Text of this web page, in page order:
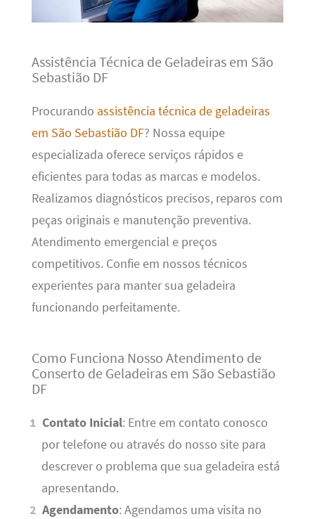
Assistência Técnica de Geladeiras em São
Sebastião DF
Procurando assistência técnica de geladeiras
em São Sebastião DF? Nossa equipe
especializada oferece serviços rápidos e
eficientes para todas as marcas e modelos.
Realizamos diagnósticos precisos, reparos com
peças originais e manutenção preventiva.
Atendimento emergencial e preços
competitivos. Confie em nossos técnicos
experientes para manter sua geladeira
funcionando perfeitamente.
Como Funciona Nosso Atendimento de
Conserto de Geladeiras em São Sebastião
DF
Contato Inicial: Entre em contato conosco
por telefone ou através do nosso site para
descrever o problema que sua geladeira está
apresentando.
Agendamento: Agendamos uma visita no